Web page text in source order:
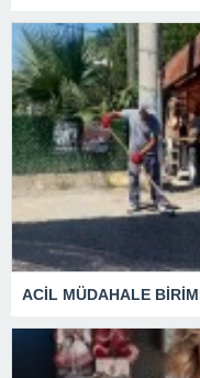
ACİL MÜDAHALE